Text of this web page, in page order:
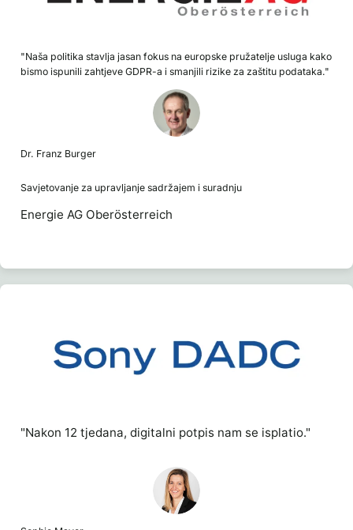
"Naša politika stavlja jasan fokus na europske pružatelje usluga kako
bismo ispunili zahtjeve GDPR-a i smanjili rizike za zaštitu podataka."
Dr. Franz Burger
Savjetovanje za upravljanje sadržajem i suradnju
Energie AG Oberösterreich
"Nakon 12 tjedana, digitalni potpis nam se isplatio."